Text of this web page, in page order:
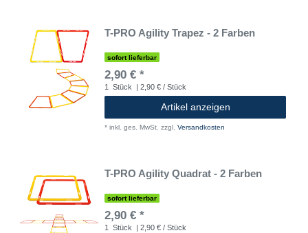
T-PRO Agility Trapez - 2 Farben
sofort lieferbar
2,90 € *
1 Stück | 2,90 € / Stück
Artikel anzeigen
* inkl. ges. MwSt. zzgl. Versandkosten
T-PRO Agility Quadrat - 2 Farben
sofort lieferbar
2,90 € *
1 Stück | 2,90 € / Stück